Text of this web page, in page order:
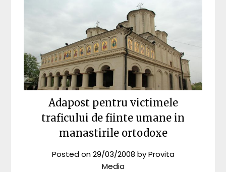
Adapost pentru victimele
traficului de fiinte umane in
manastirile ortodoxe
Posted on29/03/2008 byProvita
Media